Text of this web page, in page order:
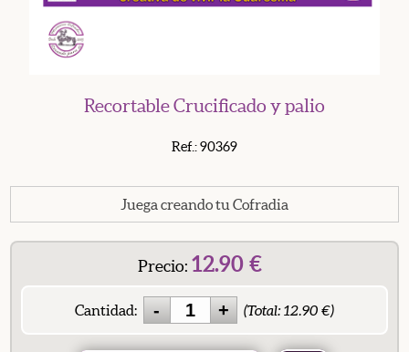
Recortable Crucificado y palio
Ref.: 90369
Juega creando tu Cofradia
Precio: 12.90€
Cantidad: (Total:12.90 €)